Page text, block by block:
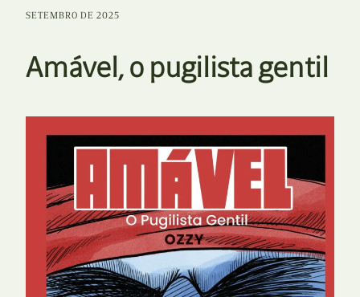
SETEMBRO DE 2025
Amável, o pugilista gentil